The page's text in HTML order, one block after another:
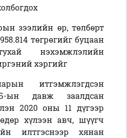
зээлийн өр, төлбөрт
төгрөгийг буцаан
нэхэмжлэлийн
хэргийг
итгэмжлэгдсэн
ын давж заалдсан
2020 оны 11 дүгээр
хүлээн авч, шүүгч
илтгэснээр хянан